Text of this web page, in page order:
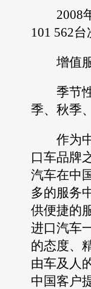
2008年
101 562台
增值服
季节性
季、秋季
作为中
口车品牌
汽车在中
多的服务
供便捷的
进口汽车
的态度、
由车及人
中国客户